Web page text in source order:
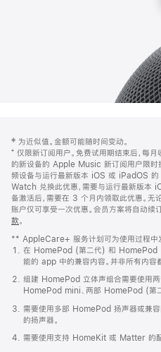
页
页
脚
注
‡ 为近似值。金额可能随时间变动。
⁺ 仅限新订阅用户。免费试用期结束后，每
的新设备的 Apple Music 新订阅用户限时
频设备与运行最新版本 iOS 或 iPadOS
Watch 兑换此优惠，需要与运行最新版本
备激活后，需要在 3 个月内领取此优惠。
账户仅可享受一次优惠。会员方案将自动续
款。
窗
口
中
打
开)
** AppleCare+ 服务计划可为使用过程中
在 HomePod (第二代) 和 HomePod (
能的 app 中的兼容内容。并非所有内容
组建 HomePod 立体声组合需要使用
HomePod mini、两部 HomePod (第
需要使用多部 HomePod 扬声器或兼
的扬声器。
需要使用支持 HomeKit 或 Matter 的配